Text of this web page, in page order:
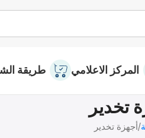
المركز الاعلامي طريقة
تخدير
أجهزة تخدير